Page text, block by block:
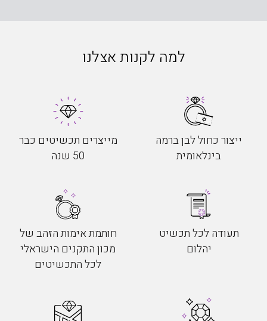
למה לקנות אצלנו
ייצור כחול לבן ברמה
בינלאומית
מייצרים תכשיטים כבר
50 שנה
תעודה לכל תכשיט
יהלום
חותמת אימות הזהב של
מכון התקנים הישראלי
לכל התכשיטים